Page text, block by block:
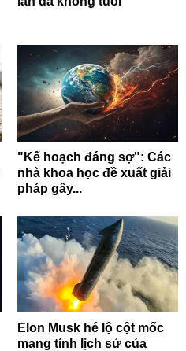
"Kế hoạch đáng sợ": Các
nhà khoa học đề xuất giải
pháp gây...
Elon Musk hé lộ cột mốc
mang tính lịch sử của